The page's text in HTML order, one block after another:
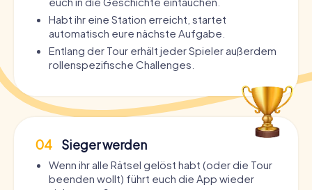
Habt ihr eine Station erreicht, startet
automatisch eure nächste Aufgabe.
Entlang der Tour erhält jeder Spieler außerdem
rollenspezifische Challenges.
04 Sieger werden
Wenn ihr alle Rätsel gelöst habt (oder die Tour
beenden wollt) führt euch die App wieder